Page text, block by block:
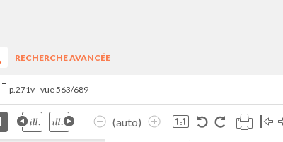
RECHERCHE AVANCÉE
p.271v - vue 563/689
(auto)